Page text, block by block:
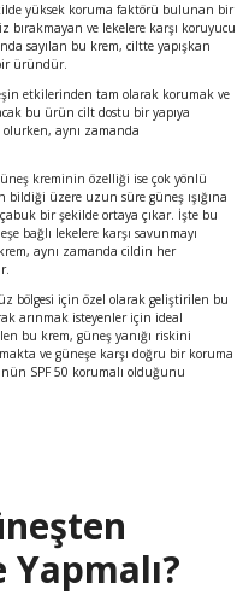
yüksek koruma faktörü bulunan bir
bırakmayan ve lekelere karşı koruyucu
sayılan bu krem, ciltte yapışkan
üründür.
etkilerinden tam olarak korumak ve
bu ürün cilt dostu bir yapıya
aynı zamanda
kreminin özelliği ise çok yönlü
bildiği üzere uzun süre güneş ışığına
bir şekilde ortaya çıkar. İşte bu
bağlı lekelere karşı savunmayı
aynı zamanda cildin her
bölgesi için özel olarak geliştirilen bu
arınmak isteyenler için ideal
bu krem, güneş yanığı riskini
ve güneşe karşı doğru bir koruma
SPF 50 korumalı olduğunu